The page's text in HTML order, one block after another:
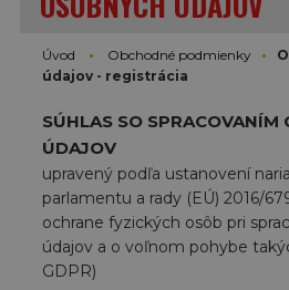
Úvod Obchodné podmienky
údajov - registrácia
SÚHLAS SO SPRACOVANÍM
ÚDAJOV
upravený podľa ustanovení
parlamentu a rady (EÚ) 2016/
ochrane fyzických osôb pri
údajov a o voľnom pohybe
GDPR)